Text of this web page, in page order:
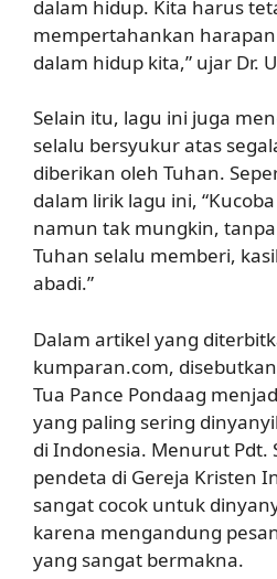
dalam hidup. Kita harus
mempertahankan
dalam hidup kita,” ujar Dr.
Selain itu, lagu ini juga
selalu bersyukur atas
diberikan oleh Tuhan.
dalam lirik lagu ini,
namun tak mungkin,
Tuhan selalu memberi,
abadi.”
Dalam artikel yang
kumparan.com,
Tua Pance Pondaag
yang paling sering
di Indonesia. Menurut Pdt.
pendeta di Gereja Kristen
sangat cocok untuk
karena mengandung
yang sangat bermakna.